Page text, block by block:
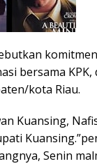
bersama
kota Riau.
Kuansing,
Senin